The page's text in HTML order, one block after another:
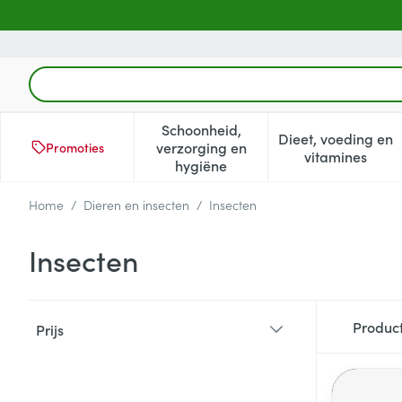
Product, merk, categorie...
Promoties
Schoonheid,
verzorging en
hygiëne
Toon submenu voor
Dieet, voeding en
vitamines
Toon
Home / Dieren en insecten / Insecten
Insecten
Prijs